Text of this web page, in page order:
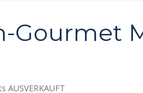
Gourmet
AUSVERKAUFT